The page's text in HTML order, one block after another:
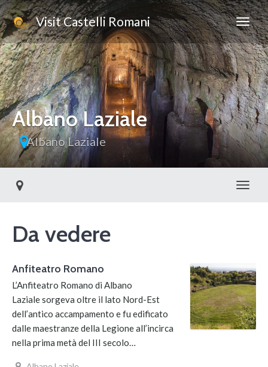
Visit Castelli Romani
Albano Laziale
Albano Laziale
Da vedere
Anfiteatro Romano
L’Anfiteatro Romano di Albano
Laziale sorgeva oltre il lato Nord-Est
dell’antico accampamento e fu edificato
dalle maestranze della Legione all’incirca
nella prima metà del III secolo…